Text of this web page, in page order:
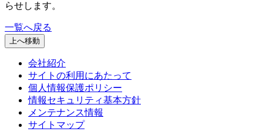
らせします。
一覧へ戻る
上へ移動
会社紹介
サイトの利用にあたって
個人情報保護ポリシー
情報セキュリティ基本方針
メンテナンス情報
サイトマップ